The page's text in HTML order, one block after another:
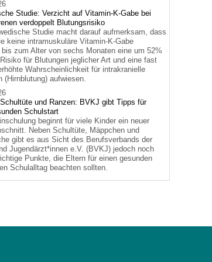
Studie: Verzicht auf Vitamin-K-Gabe bei
verdoppelt Blutungsrisiko
Studie macht darauf aufmerksam, dass
keine intramuskuläre Vitamin-K-Gabe
zum Alter von sechs Monaten eine um 52%
für Blutungen jeglicher Art und eine fast
Wahrscheinlichkeit für intrakranielle
(Hirnblutung) aufwiesen.
und Ranzen: BVKJ gibt Tipps für
Schulstart
beginnt für viele Kinder ein neuer
Neben Schultüte, Mäppchen und
gibt es aus Sicht des Berufsverbands der
Jugendärzt*innen e.V. (BVKJ) jedoch noch
Punkte, die Eltern für einen gesunden
Schulalltag beachten sollten.